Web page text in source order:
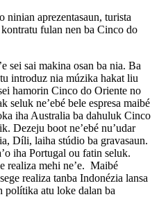
aprezentasaun, turista
fulan nen ba Cinco do
sei sai makina osan ba nia. Ba
introduz nia múzika hakat liu
hamorin Cinco do Oriente no
seluk ne’ebé bele espresa maibé
iha Australia ba dahuluk Cinco
Dezeju boot ne’ebé nu’udar
Díli, laiha stúdio ba gravasaun.
iha Portugal ou fatin seluk.
realiza mehi ne’e. Maibé
realiza tanba Indonézia lansa
polítika atu loke dalan ba